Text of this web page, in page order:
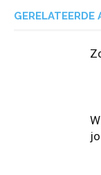
GERELATEERDE